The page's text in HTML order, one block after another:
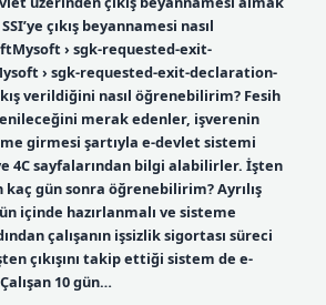
çıkış beyannamesi nasıl
› sgk-requested-exit-
› sgk-requested-exit-declaration-
verildiğini nasıl öğrenebilirim? Fesih
merak edenler, işverenin
girmesi şartıyla e-devlet sistemi
4C sayfalarından bilgi alabilirler. İşten
kaç gün sonra öğrenebilirim? Ayrılış
içinde hazırlanmalı ve sisteme
çalışanın işsizlik sigortası süreci
çıkışını takip ettiği sistem de e-
10 gün…